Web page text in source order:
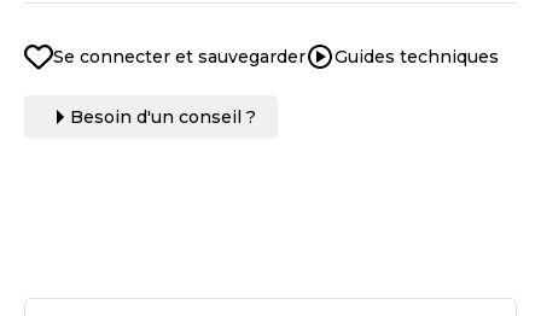
Se connecter et sauvegarder Guides techniques
Besoin d'un conseil ?